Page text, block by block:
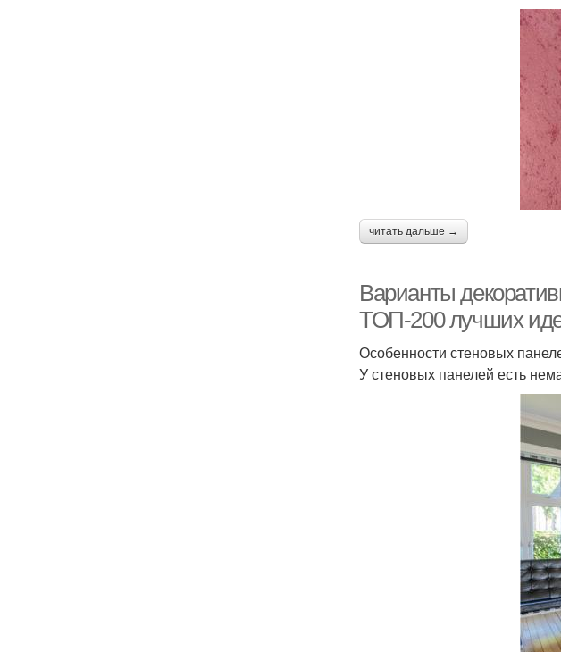
читать дальше →
Варианты
ТОП-200 лучших
Особенности стеновых
У стеновых панелей есть